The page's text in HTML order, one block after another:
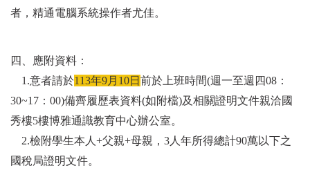
者，精通電腦系統操作者尤佳。
四、應附資料：
1.意者請於113年9月10日 前於上班時間(週一至週四08：
30~17：00)備齊履歷表資料(如附檔)及相關證明文件親洽國
秀樓5樓博雅通識教育中心辦公室。
2.檢附學生本人+父親+母親，3人年所得總計90萬以下之
國稅局證明文件。